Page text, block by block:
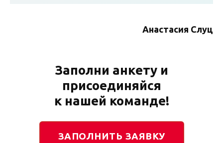
Анастасия Слуц
Заполни анкету и
присоединяйся
к нашей команде!
ЗАПОЛНИТЬ ЗАЯВКУ